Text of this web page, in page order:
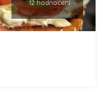
12 hodnocení